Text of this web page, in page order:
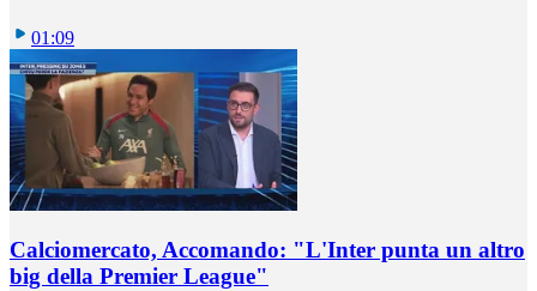
01:09
Calciomercato, Accomando: "L'Inter punta un altro
big della Premier League"